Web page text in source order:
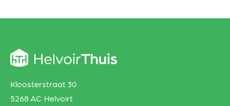
Kloosterstraat 30
5268 AC Helvoirt